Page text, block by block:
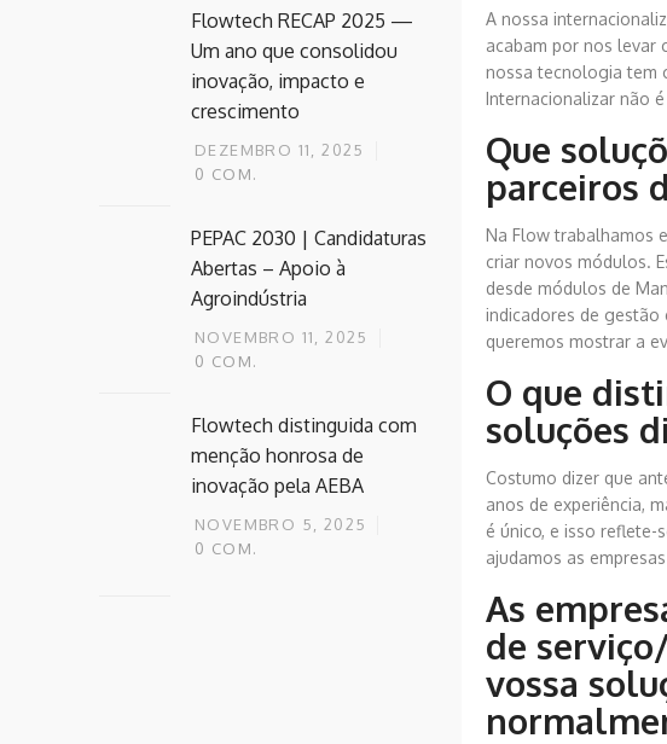
A nossa
acabam por nos levar
nossa tecnologia tem
Internacionalizar não
Que
parceiros
Na Flow trabalhamos
criar novos módulos.
desde módulos de
indicadores de gestão
queremos mostrar a
O que
soluções
Costumo dizer que
anos de experiência,
é único, e isso
ajudamos as
As
de
vossa
Flowtech RECAP 2025 —
Um ano que consolidou
inovação, impacto e
crescimento
DEZEMBRO 11, 2025
0 COM.
PEPAC 2030 | Candidaturas
Abertas – Apoio à
Agroindústria
NOVEMBRO 11, 2025
0 COM.
Flowtech distinguida com
menção honrosa de
inovação pela AEBA
NOVEMBRO 5, 2025
0 COM.